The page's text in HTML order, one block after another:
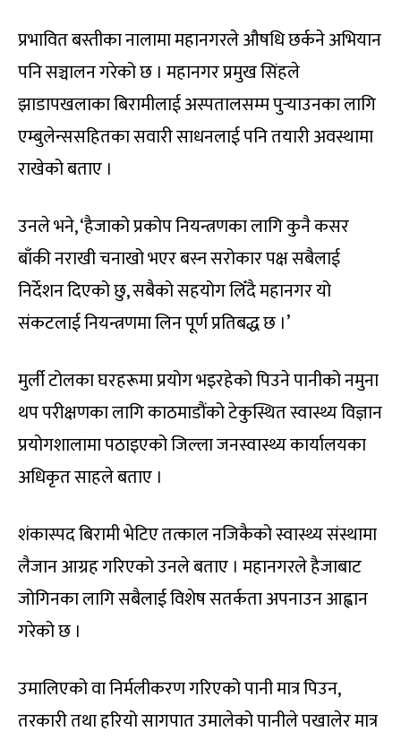
प्रभावित बस्तीका नालामा महानगरले औषधि छर्कने अभियान
पनि सञ्चालन गरेको छ । महानगर प्रमुख सिंहले
झाडापखलाका बिरामीलाई अस्पतालसम्म पुर्याउनका लागि
एम्बुलेन्ससहितका सवारी साधनलाई पनि तयारी अवस्थामा
राखेको बताए ।
उनले भने, ‘हैजाको प्रकोप नियन्त्रणका लागि कुनै कसर
बाँकी नराखी चनाखो भएर बस्न सरोकार पक्ष सबैलाई
निर्देशन दिएको छु, सबैको सहयोग लिँदै महानगर यो
संकटलाई नियन्त्रणमा लिन पूर्ण प्रतिबद्ध छ ।’
मुर्ली टोलका घरहरूमा प्रयोग भइरहेको पिउने पानीको नमुना
थप परीक्षणका लागि काठमाडौंको टेकुस्थित स्वास्थ्य विज्ञान
प्रयोगशालामा पठाइएको जिल्ला जनस्वास्थ्य कार्यालयका
अधिकृत साहले बताए ।
शंकास्पद बिरामी भेटिए तत्काल नजिकैको स्वास्थ्य संस्थामा
लैजान आग्रह गरिएको उनले बताए । महानगरले हैजाबाट
जोगिनका लागि सबैलाई विशेष सतर्कता अपनाउन आह्वान
गरेको छ ।
उमालिएको वा निर्मलीकरण गरिएको पानी मात्र पिउन,
तरकारी तथा हरियो सागपात उमालेको पानीले पखालेर मात्र